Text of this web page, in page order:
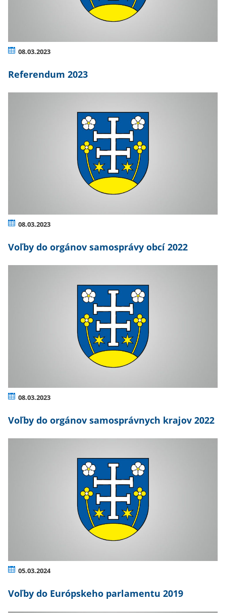
08.03.2023
Referendum 2023
08.03.2023
Voľby do orgánov samosprávy obcí 2022
08.03.2023
Voľby do orgánov samosprávnych krajov 2022
05.03.2024
Voľby do Európskeho parlamentu 2019